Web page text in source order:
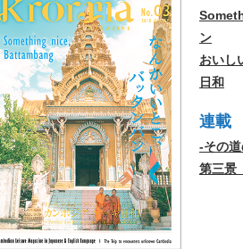
ン
おいし
日和
連載
-その
第三景